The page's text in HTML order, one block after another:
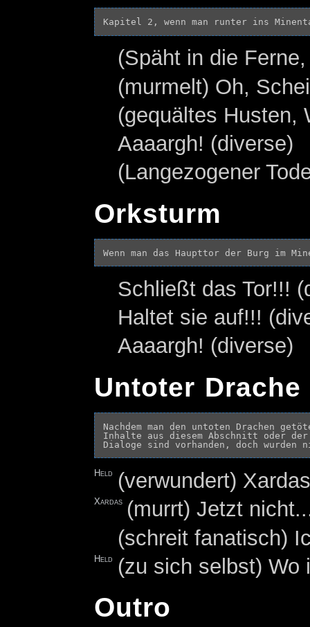
(Späht in die
(murmelt) Oh,
(gequältes Husten,
Aaaargh! (diverse)
(Langezogener
Orksturm
Schließt das Tor!!!
Haltet sie auf!!!
Aaaargh! (diverse)
Untoter
Nachdem man den untoten Drachen
Inhalte aus diesem Abschnitt oder
Held (verwundert)
Xardas (murrt) Jetzt
(schreit fanatisch)
Held (zu sich selbst) Wo
Outro